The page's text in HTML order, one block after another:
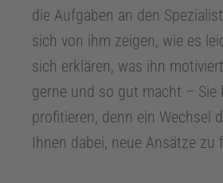
r
1
0
die Aufgaben an den
sich von ihm zeigen, wie es
sich erklären, was ihn
gerne und so gut macht – Sie
profitieren, denn ein Wechsel
Ihnen dabei, neue Ansätze zu